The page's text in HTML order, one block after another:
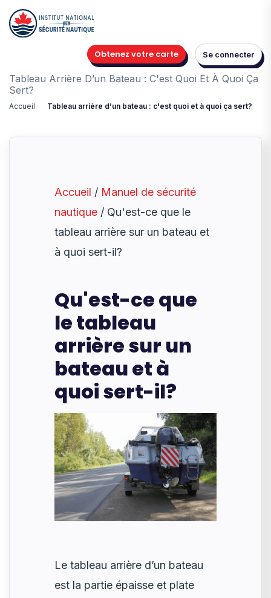
Obtenez votre carte Se connecter
Tableau Arrière D’un Bateau : C'est Quoi Et À Quoi Ça
Sert?
Accueil Tableau arrière d’un bateau : c'est quoi et à quoi ça sert?
Accueil / Manuel de sécurité
nautique / Qu'est-ce que le
tableau arrière sur un bateau et
à quoi sert-il?
Qu'est-ce que
le tableau
arrière sur un
bateau et à
quoi sert-il?
Le tableau arrière d’un bateau
est la partie épaisse et plate